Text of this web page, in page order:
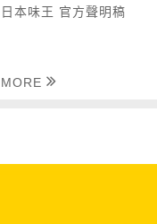
日本味王 官方聲明稿
MORE